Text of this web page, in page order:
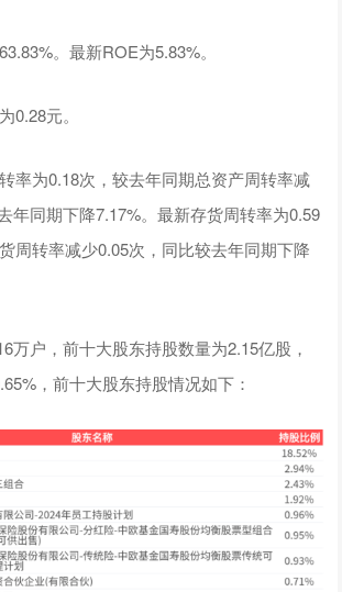
。最新ROE为5.83%。
0.28元。
率为0.18次，较去年同期总资产周转率减
年同期下降7.17%。最新存货周转率为0.59
周转率减少0.05次，同比较去年同期下降
万户，前十大股东持股数量为2.15亿股，
，前十大股东持股情况如下：